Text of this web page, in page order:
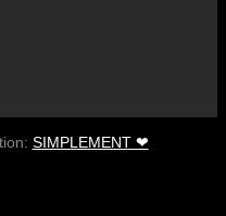
SIMPLEMENT ❤